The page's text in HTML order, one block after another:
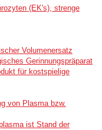
(EK's), strenge
Volumenersatz
Gerinnungspräparat
für kostspielige
von Plasma bzw.
ist Stand der